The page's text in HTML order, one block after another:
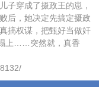
子穿成了摄政王的崽，
后，她决定先搞定摄政
搞权谋，把甄好当做奸
上……突然就，真香